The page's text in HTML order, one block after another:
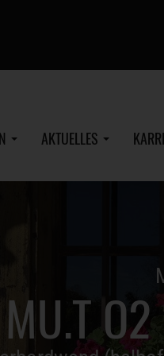
AKTUELLES
MU.T